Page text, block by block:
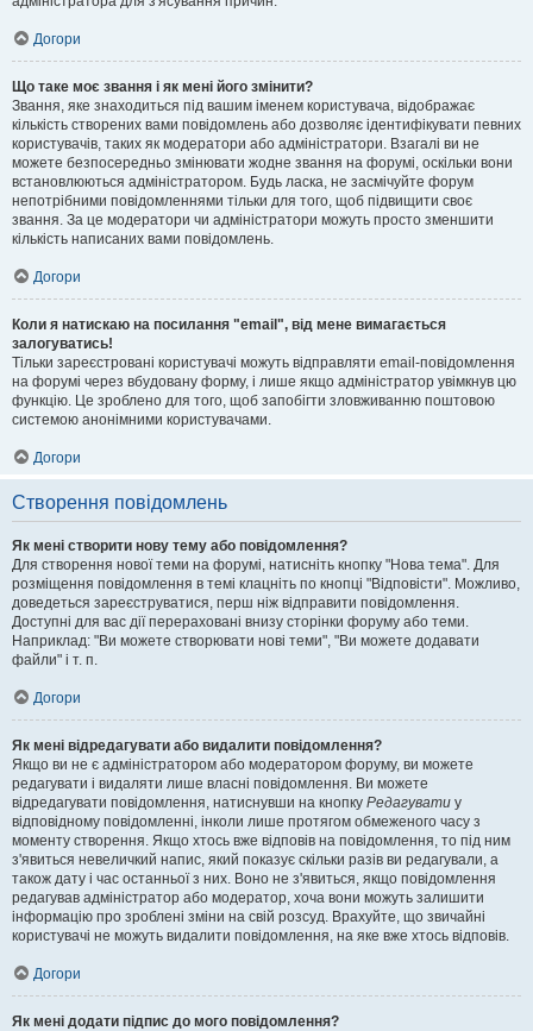
Догори
Що таке моє звання і як мені його змінити?
Звання, яке знаходиться під вашим іменем користувача, відображає
кількість створених вами повідомлень або дозволяє ідентифікувати певних
користувачів, таких як модератори або адміністратори. Взагалі ви не
можете безпосередньо змінювати жодне звання на форумі, оскільки вони
встановлюються адміністратором. Будь ласка, не засмічуйте форум
непотрібними повідомленнями тільки для того, щоб підвищити своє
звання. За це модератори чи адміністратори можуть просто зменшити
кількість написаних вами повідомлень.
Догори
Коли я натискаю на посилання "email", від мене вимагається
залогуватись!
Тільки зареєстровані користувачі можуть відправляти email-повідомлення
на форумі через вбудовану форму, і лише якщо адміністратор увімкнув цю
функцію. Це зроблено для того, щоб запобігти зловживанню поштовою
системою анонімними користувачами.
Догори
Створення повідомлень
Як мені створити нову тему або повідомлення?
Для створення нової теми на форумі, натисніть кнопку "Нова тема". Для
розміщення повідомлення в темі клацніть по кнопці "Відповісти". Можливо,
доведеться зареєструватися, перш ніж відправити повідомлення.
Доступні для вас дії перераховані внизу сторінки форуму або теми.
Наприклад: "Ви можете створювати нові теми", "Ви можете додавати
файли" і т. п.
Догори
Як мені відредагувати або видалити повідомлення?
Якщо ви не є адміністратором або модератором форуму, ви можете
редагувати і видаляти лише власні повідомлення. Ви можете
відредагувати повідомлення, натиснувши на кнопку Редагувати у
відповідному повідомленні, інколи лише протягом обмеженого часу з
моменту створення. Якщо хтось вже відповів на повідомлення, то під ним
з'явиться невеличкий напис, який показує скільки разів ви редагували, а
також дату і час останньої з них. Воно не з'явиться, якщо повідомлення
редагував адміністратор або модератор, хоча вони можуть залишити
інформацію про зроблені зміни на свій розсуд. Врахуйте, що звичайні
користувачі не можуть видалити повідомлення, на яке вже хтось відповів.
Догори
Як мені додати підпис до мого повідомлення?